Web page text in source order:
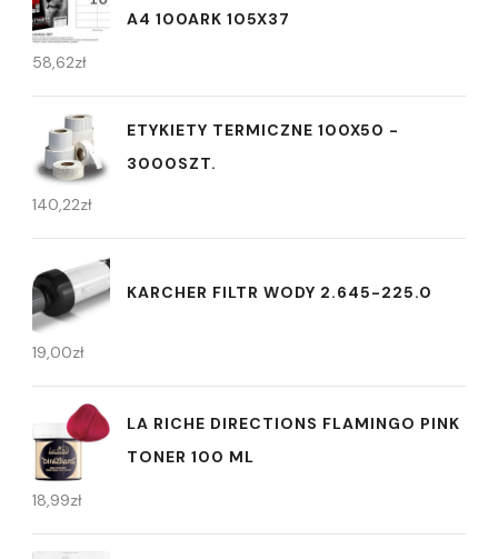
A4 100ARK 105X37
58,62zł
ETYKIETY TERMICZNE 100X50 -
3000SZT.
140,22zł
KARCHER FILTR WODY 2.645-225.0
19,00zł
LA RICHE DIRECTIONS FLAMINGO PINK
TONER 100 ML
18,99zł